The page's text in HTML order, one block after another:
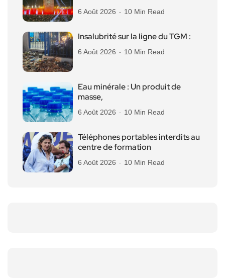
6 Août 2026 10 Min Read
Insalubrité sur la ligne du TGM :
6 Août 2026 10 Min Read
Eau minérale : Un produit de
masse,
6 Août 2026 10 Min Read
Téléphones portables interdits au
centre de formation
6 Août 2026 10 Min Read